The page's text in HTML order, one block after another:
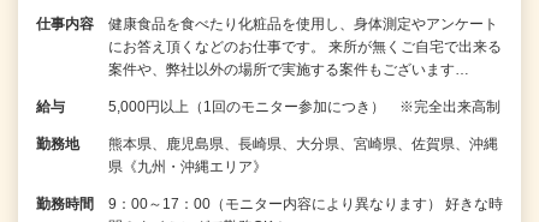
仕事内容
健康食品を食べたり化粧品を使用し、身体測定やアンケート
にお答え頂くなどのお仕事です。 来所が無くご自宅で出来る
案件や、弊社以外の場所で実施する案件もございます…
給与 5,000円以上（1回のモニター参加につき） ※完全出来高制
勤務地
熊本県、鹿児島県、長崎県、大分県、宮崎県、佐賀県、沖縄
県《九州・沖縄エリア》
勤務時間
9：00～17：00（モニター内容により異なります） 好きな時